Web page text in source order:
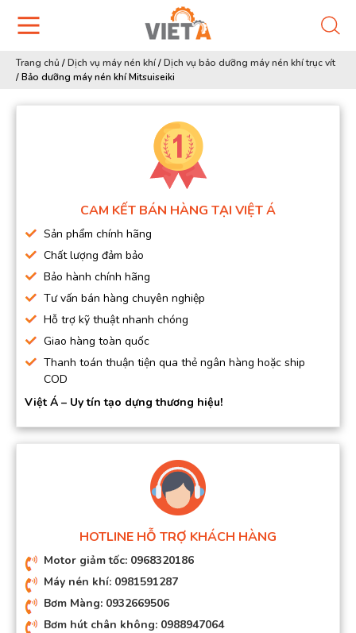
Trang chủ /Dịch vụ máy nén khí/Dịch vụ bảo dưỡng máy nén khí trục vít
/Bảo dưỡng máy nén khí Mitsuiseiki
CAM KẾT BÁN HÀNG TẠI VIỆT Á
Sản phẩm chính hãng
Chất lượng đảm bảo
Bảo hành chính hãng
Tư vấn bán hàng chuyên nghiệp
Hỗ trợ kỹ thuật nhanh chóng
Giao hàng toàn quốc
Thanh toán thuận tiện qua thẻ ngân hàng hoặc ship
COD
Việt Á – Uy tín tạo dựng thương hiệu!
HOTLINE HỖ TRỢ KHÁCH HÀNG
Motor giảm tốc: 0968320186
Máy nén khí: 0981591287
Bơm Màng: 0932669506
Bơm hút chân không: 0988947064